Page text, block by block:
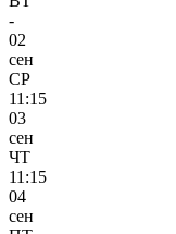
-
02
сен
СР
11:15
03
сен
ЧТ
11:15
04
сен